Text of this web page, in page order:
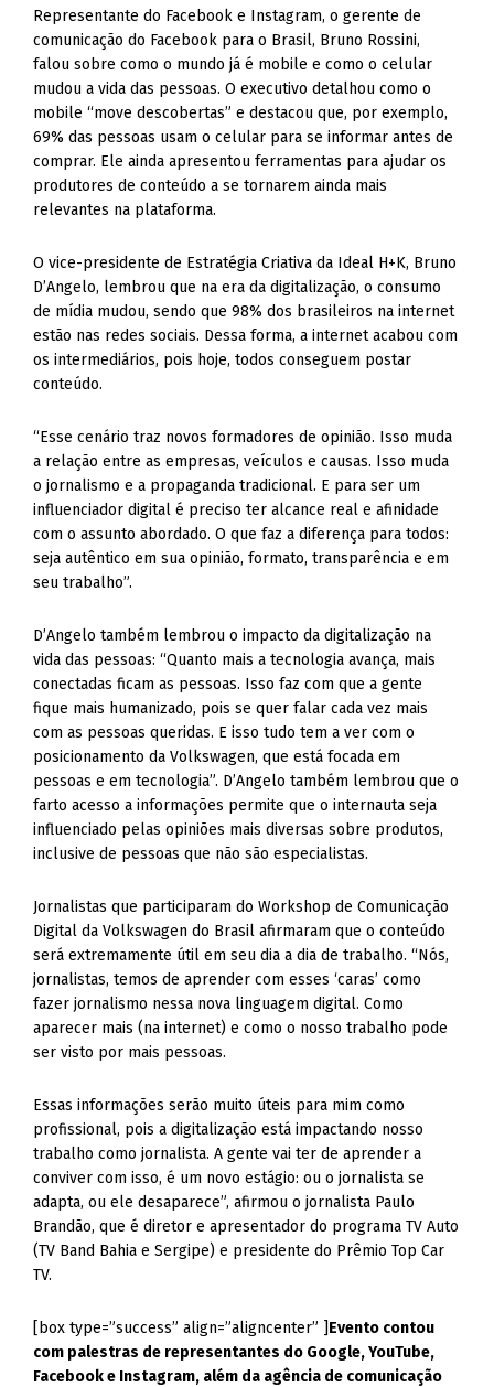
Representante do Facebook e Instagram, o gerente de
comunicação do Facebook para o Brasil, Bruno Rossini,
falou sobre como o mundo já é mobile e como o celular
mudou a vida das pessoas. O executivo detalhou como o
mobile “move descobertas” e destacou que, por exemplo,
69% das pessoas usam o celular para se informar antes de
comprar. Ele ainda apresentou ferramentas para ajudar os
produtores de conteúdo a se tornarem ainda mais
relevantes na plataforma.
O vice-presidente de Estratégia Criativa da Ideal H+K, Bruno
D’Angelo, lembrou que na era da digitalização, o consumo
de mídia mudou, sendo que 98% dos brasileiros na internet
estão nas redes sociais. Dessa forma, a internet acabou com
os intermediários, pois hoje, todos conseguem postar
conteúdo.
“Esse cenário traz novos formadores de opinião. Isso muda
a relação entre as empresas, veículos e causas. Isso muda
o jornalismo e a propaganda tradicional. E para ser um
influenciador digital é preciso ter alcance real e afinidade
com o assunto abordado. O que faz a diferença para todos:
seja autêntico em sua opinião, formato, transparência e em
seu trabalho”.
D’Angelo também lembrou o impacto da digitalização na
vida das pessoas: “Quanto mais a tecnologia avança, mais
conectadas ficam as pessoas. Isso faz com que a gente
fique mais humanizado, pois se quer falar cada vez mais
com as pessoas queridas. E isso tudo tem a ver com o
posicionamento da Volkswagen, que está focada em
pessoas e em tecnologia”. D’Angelo também lembrou que o
farto acesso a informações permite que o internauta seja
influenciado pelas opiniões mais diversas sobre produtos,
inclusive de pessoas que não são especialistas.
Jornalistas que participaram do Workshop de Comunicação
Digital da Volkswagen do Brasil afirmaram que o conteúdo
será extremamente útil em seu dia a dia de trabalho. “Nós,
jornalistas, temos de aprender com esses ‘caras’ como
fazer jornalismo nessa nova linguagem digital. Como
aparecer mais (na internet) e como o nosso trabalho pode
ser visto por mais pessoas.
Essas informações serão muito úteis para mim como
profissional, pois a digitalização está impactando nosso
trabalho como jornalista. A gente vai ter de aprender a
conviver com isso, é um novo estágio: ou o jornalista se
adapta, ou ele desaparece”, afirmou o jornalista Paulo
Brandão, que é diretor e apresentador do programa TV Auto
(TV Band Bahia e Sergipe) e presidente do Prêmio Top Car
TV.
[box type=”success” align=”aligncenter” ]Evento contou
com palestras de representantes do Google, YouTube,
Facebook e Instagram, além da agência de comunicação